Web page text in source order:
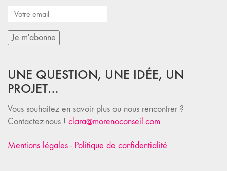
UNE QUESTION, UNE IDÉE, UN
PROJET…
Vous souhaitez en savoir plus ou nous rencontrer ?
Contactez-nous ! clara@morenoconseil.com
Mentions légales - Politique de confidentialité